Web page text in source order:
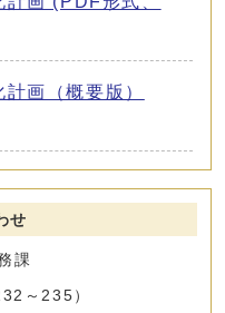
画（概要版）
せ
課
～235）